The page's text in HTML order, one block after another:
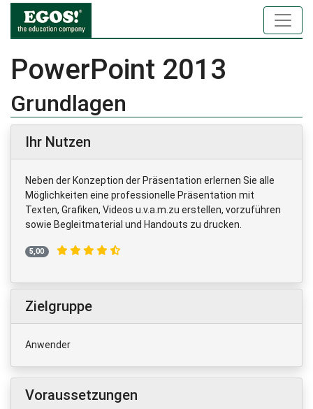
PowerPoint 2013
Grundlagen
Ihr Nutzen
Neben der Konzeption der Präsentation erlernen Sie alle
Möglichkeiten eine professionelle Präsentation mit
Texten, Grafiken, Videos u.v.a.m.zu erstellen, vorzuführen
sowie Begleitmaterial und Handouts zu drucken.
5,00
Zielgruppe
Anwender
Voraussetzungen